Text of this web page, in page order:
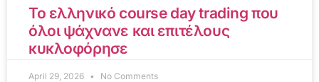
Το ελληνικό course day trading που
όλοι ψάχνανε και επιτέλους
κυκλοφόρησε
April 29, 2026 No Comments